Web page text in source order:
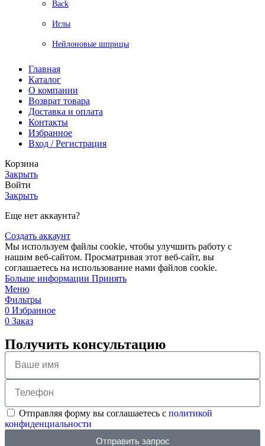
Back
Иглы
Нейлоновые шприцы
Главная
Каталог
О компании
Возврат товара
Доставка и оплата
Контакты
Избранное
Вход / Регистрация
Корзина
Закрыть
Войти
Закрыть
Еще нет аккаунта?
Создать аккаунт
Мы используем файлы cookie, чтобы улучшить работу с
нашим веб-сайтом. Просматривая этот веб-сайт, вы
соглашаетесь на использование нами файлов cookie.
Больше информации Принять
Меню
Фильтры
0 Избранное
0 Заказ
Получить консультацию
Отправляя форму вы соглашаетесь с политикой
конфиденциальности
Отправить запрос